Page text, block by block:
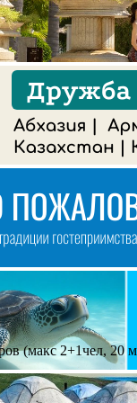
(макс 2+1чел, 20 м